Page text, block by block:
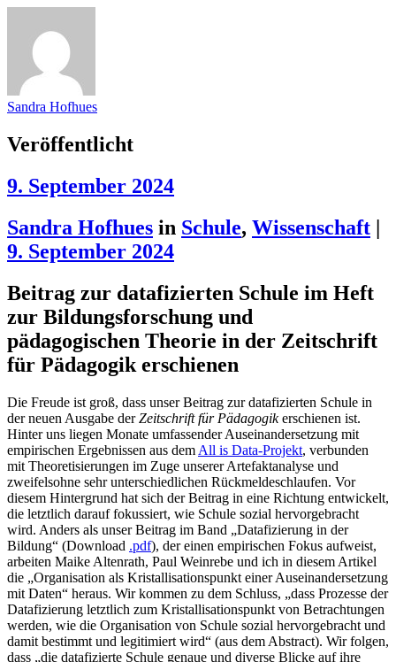
Sandra Hofhues
Veröffentlicht
9. September 2024
Sandra Hofhues in Schule, Wissenschaft |
9. September 2024
Beitrag zur datafizierten Schule im Heft
zur Bildungsforschung und
pädagogischen Theorie in der Zeitschrift
für Pädagogik erschienen
Die Freude ist groß, dass unser Beitrag zur datafizierten Schule in
der neuen Ausgabe derZeitschrift für Pädagogikerschienen ist.
Hinter uns liegen Monate umfassender Auseinandersetzung mit
empirischen Ergebnissen aus dem All is Data-Projekt, verbunden
mit Theoretisierungen im Zuge unserer Artefaktanalyse und
zweifelsohne sehr unterschiedlichen Rückmeldeschlaufen. Vor
diesem Hintergrund hat sich der Beitrag in eine Richtung entwickelt,
die letztlich darauf fokussiert, wie Schule sozial hervorgebracht
wird. Anders als unser Beitrag im Band „Datafizierung in der
Bildung“ (Download .pdf), der einen empirischen Fokus aufweist,
arbeiten Maike Altenrath, Paul Weinrebe und ich in diesem Artikel
die „Organisation als Kristallisationspunkt einer Auseinandersetzung
mit Daten“ heraus. Wir kommen zu dem Schluss, „dass Prozesse der
Datafizierung letztlich zum Kristallisationspunkt von Betrachtungen
werden, wie die Organisation von Schule sozial hervorgebracht und
damit bestimmt und legitimiert wird“ (aus dem Abstract). Wir folgen,
dass „die datafizierte Schule genaue und diverse Blicke auf ihre